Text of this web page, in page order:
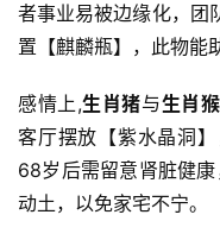
者事业易被边缘化，团
置【麒麟瓶】，此物能
感情上,生肖猪与生肖猴
客厅摆放【紫水晶洞
68岁后需留意肾脏健
动土，以免家宅不宁。